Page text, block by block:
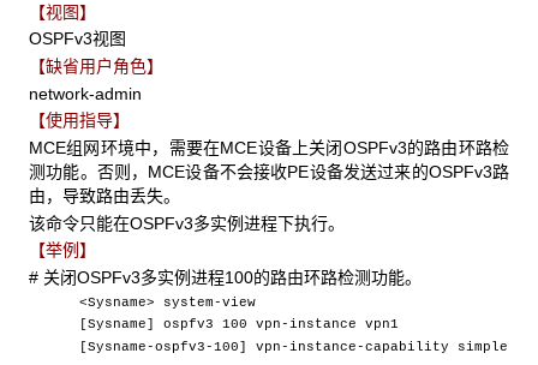
【视图】
OSPFv3视图
【缺省用户角色】
network-admin
【使用指导】
MCE组网环境中，需要在MCE设备上关闭OSPFv3的路由环路检
测功能。否则，MCE设备不会接收PE设备发送过来的OSPFv3路
由，导致路由丢失。
该命令只能在OSPFv3多实例进程下执行。
【举例】
# 关闭OSPFv3多实例进程100的路由环路检测功能。
<Sysname> system-view
[Sysname] ospfv3 100 vpn-instance vpn1
[Sysname-ospfv3-100] vpn-instance-capability simple